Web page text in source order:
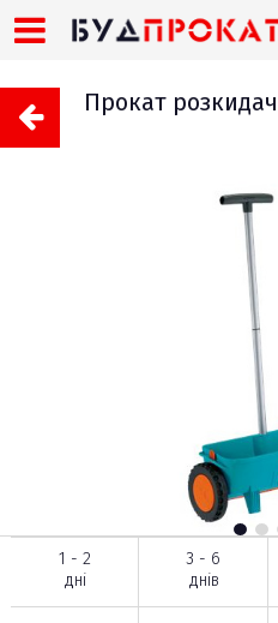
Прокат
1 - 2
дні
3 - 6
днів